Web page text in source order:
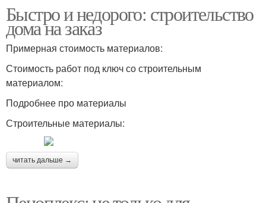
Быстро и недорого: строительство
дома на заказ
Примерная стоимость материалов:
Стоимость работ под ключ со строительным
материалом:
Подробнее про материалы
Строительные материалы:
читать дальше →